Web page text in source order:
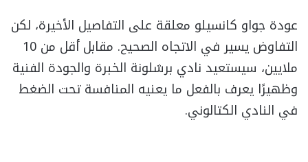
عودة جواو كانسيلو معلقة على التفاصيل الأخيرة، لكن
التفاوض يسير في الاتجاه الصحيح. مقابل أقل من 10
ملايين، سيستعيد نادي برشلونة الخبرة والجودة الفنية
وظهيرًا يعرف بالفعل ما يعنيه المنافسة تحت الضغط
في النادي الكتالوني.